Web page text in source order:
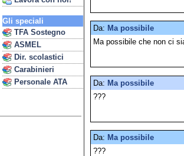
Gli speciali
TFA Sostegno
ASMEL
Dir. scolastici
Carabinieri
Personale ATA
Da: Ma possibile
Ma possibile che non ci
Da: Ma possibile
???
Da: Ma possibile
???